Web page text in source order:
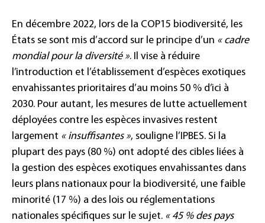
En décembre 2022, lors de la COP15 biodiversité, les
États se sont mis d’accord sur le principe d’un « cadre
mondial pour la diversité ». Il vise à réduire
l’introduction et l’établissement d’espèces exotiques
envahissantes prioritaires d’au moins 50 % d’ici à
2030. Pour autant, les mesures de lutte actuellement
déployées contre les espèces invasives restent
largement « insuffisantes », souligne l’IPBES. Si la
plupart des pays (80 %) ont adopté des cibles liées à
la gestion des espèces exotiques envahissantes dans
leurs plans nationaux pour la biodiversité, une faible
minorité (17 %) a des lois ou réglementations
nationales spécifiques sur le sujet. « 45 % des pays